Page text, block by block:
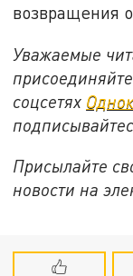
возвращения
Уважаемые
соцсетях
Присылайте
новости на